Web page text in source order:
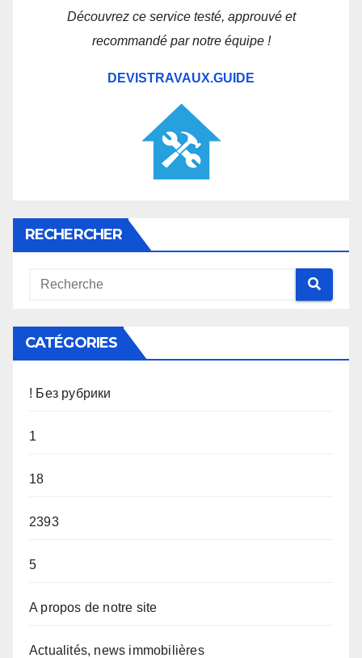
Découvrez ce service testé, approuvé et
recommandé par notre équipe !
DEVISTRAVAUX.GUIDE
RECHERCHER
CATÉGORIES
! Без рубрики
1
18
2393
5
A propos de notre site
Actualités, news immobilières